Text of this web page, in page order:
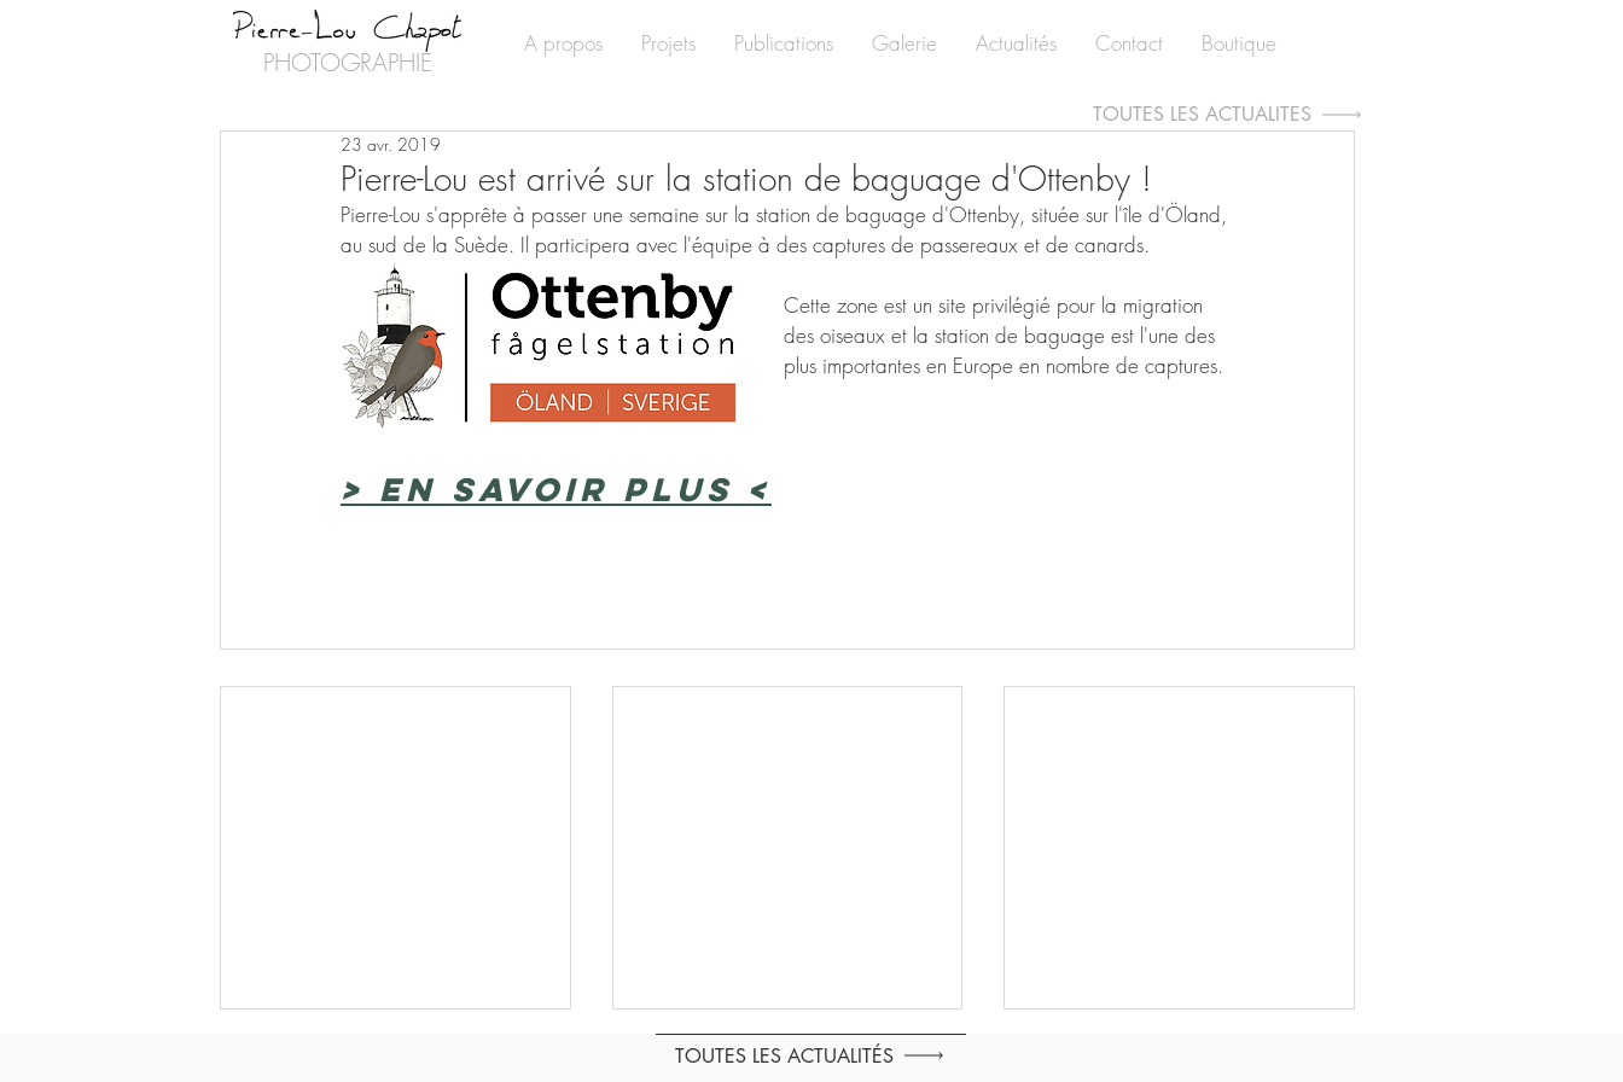
PHOTOGRAPHIE
A propos Projets Publications Galerie Actualités Contact Boutique
Pierre-Lou est arrivé sur la station de baguage d'Ottenby !
23 avr. 2019
Pierre-Lou s'apprête à passer une semaine sur la station de baguage d'Ottenby, située sur l'île d'Öland,
au sud de la Suède. Il participera avec l'équipe à des captures de passereaux et de canards.
Cette zone est un site privilégié pour la migration
des oiseaux et la station de baguage est l'une des
plus importantes en Europe en nombre de captures.
> En savoir plus <
TOUTES LES ACTUALITÉS
TOUTES LES ACTUALITÉS